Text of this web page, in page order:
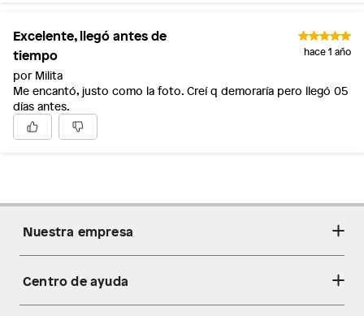
Excelente, llegó antes de
tiempo
por Milita
hace 1 año
Me encantó, justo como la foto. Creí q demoraría pero llegó 05
días antes.
Nuestra empresa
Acerca de nosotros
Centro de ayuda